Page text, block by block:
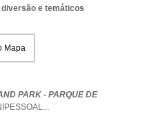
e temáticos
Mapa
PARK - PARQUE DE
...